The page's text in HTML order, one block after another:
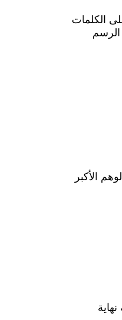
الكلمات
الرسم
الأكبر